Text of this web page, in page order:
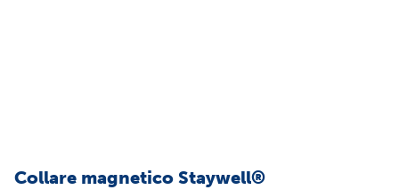
Collare magnetico Staywell®